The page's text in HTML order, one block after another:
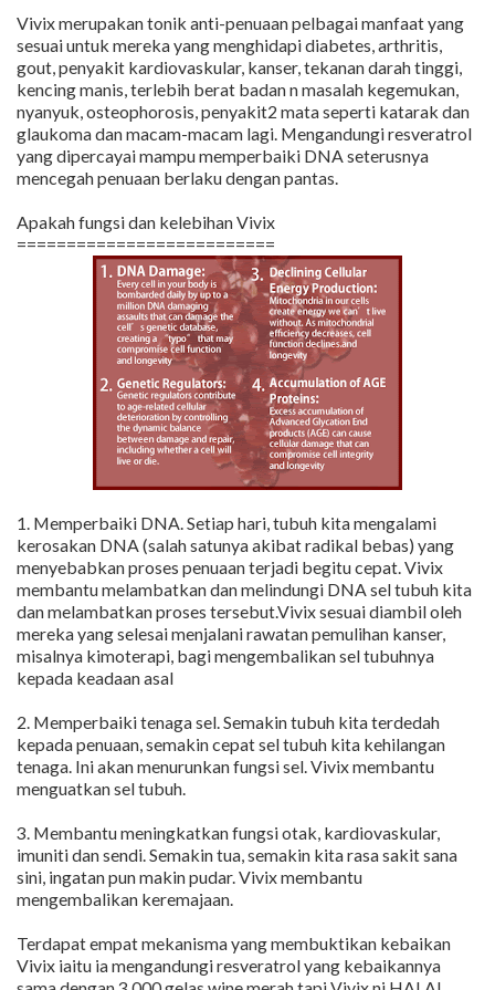
Vivix merupakan tonik anti-penuaan pelbagai manfaat yang
sesuai untuk mereka yang menghidapi diabetes, arthritis,
gout, penyakit kardiovaskular, kanser, tekanan darah tinggi,
kencing manis, terlebih berat badan n masalah kegemukan,
nyanyuk, osteophorosis, penyakit2 mata seperti katarak dan
glaukoma dan macam-macam lagi. Mengandungi resveratrol
yang dipercayai mampu memperbaiki DNA seterusnya
mencegah penuaan berlaku dengan pantas.
Apakah fungsi dan kelebihan Vivix
==========================
1. Memperbaiki DNA. Setiap hari, tubuh kita mengalami
kerosakan DNA (salah satunya akibat radikal bebas) yang
menyebabkan proses penuaan terjadi begitu cepat. Vivix
membantu melambatkan dan melindungi DNA sel tubuh kita
dan melambatkan proses tersebut.Vivix sesuai diambil oleh
mereka yang selesai menjalani rawatan pemulihan kanser,
misalnya kimoterapi, bagi mengembalikan sel tubuhnya
kepada keadaan asal
2. Memperbaiki tenaga sel. Semakin tubuh kita terdedah
kepada penuaan, semakin cepat sel tubuh kita kehilangan
tenaga. Ini akan menurunkan fungsi sel. Vivix membantu
menguatkan sel tubuh.
3. Membantu meningkatkan fungsi otak, kardiovaskular,
imuniti dan sendi. Semakin tua, semakin kita rasa sakit sana
sini, ingatan pun makin pudar. Vivix membantu
mengembalikan keremajaan.
Terdapat empat mekanisma yang membuktikan kebaikan
Vivix iaitu ia mengandungi resveratrol yang kebaikannya